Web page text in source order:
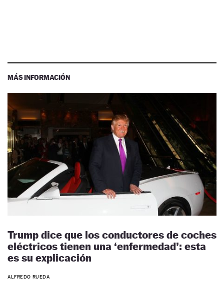
MÁS INFORMACIÓN
Trump dice que los conductores de coches
eléctricos tienen una ‘enfermedad’: esta
es su explicación
ALFREDO RUEDA